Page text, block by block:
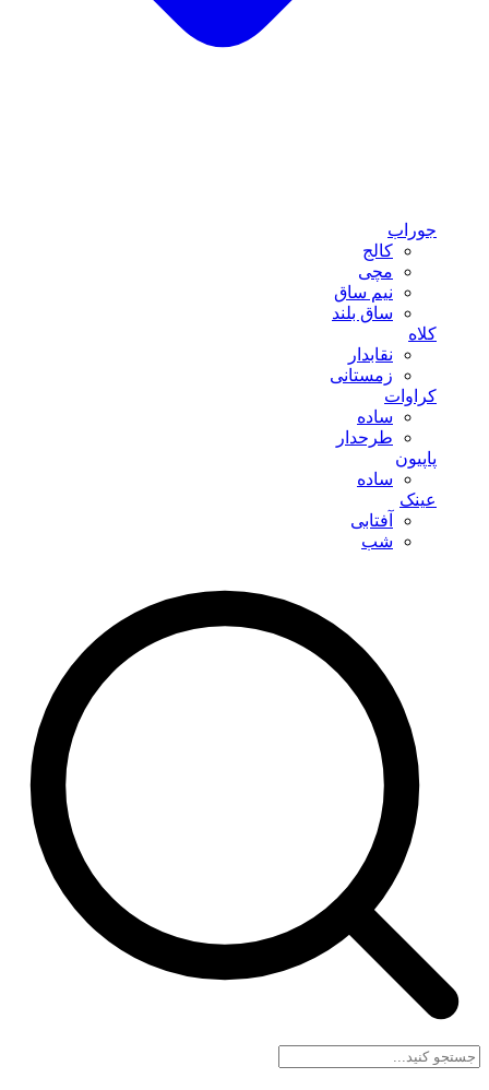
جوراب
کالج
مچی
نیم ساق
ساق بلند
کلاه
نقابدار
زمستانی
کراوات
ساده
طرحدار
پاپیون
ساده
عینک
آفتابی
شب